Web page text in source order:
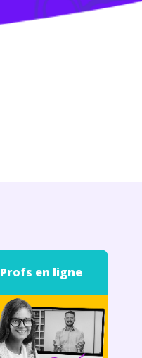
Profs en ligne